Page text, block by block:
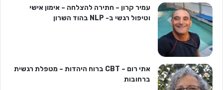
עמיר קרון – חתירה להצלחה – אימון אישי
וטיפול רגשי ב- NLP בהוד השרון
אתי רום – CBT ברוח היהדות – מטפלת רגשית
ברחובות